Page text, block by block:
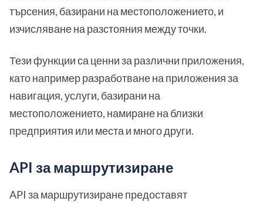
търсения, базирани на местоположението, и
изчисляване на разстояния между точки.
Тези функции са ценни за различни приложения,
като например разработване на приложения за
навигация, услуги, базирани на
местоположението, намиране на близки
предприятия или места и много други.
API за маршрутизиране
API за маршрутизиране предоставят